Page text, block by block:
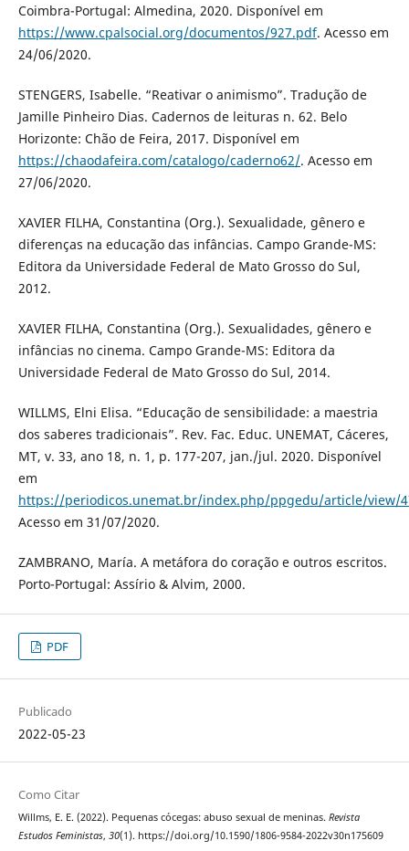
Coimbra-Portugal: Almedina, 2020. Disponível em
https://www.cpalsocial.org/documentos/927.pdf. Acesso em
24/06/2020.
STENGERS, Isabelle. “Reativar o animismo”. Tradução de
Jamille Pinheiro Dias. Cadernos de leituras n. 62. Belo
Horizonte: Chão de Feira, 2017. Disponível em
https://chaodafeira.com/catalogo/caderno62/. Acesso em
27/06/2020.
XAVIER FILHA, Constantina (Org.). Sexualidade, gênero e
diferenças na educação das infâncias. Campo Grande-MS:
Editora da Universidade Federal de Mato Grosso do Sul,
2012.
XAVIER FILHA, Constantina (Org.). Sexualidades, gênero e
infâncias no cinema. Campo Grande-MS: Editora da
Universidade Federal de Mato Grosso do Sul, 2014.
WILLMS, Elni Elisa. “Educação de sensibilidade: a maestria
dos saberes tradicionais”. Rev. Fac. Educ. UNEMAT, Cáceres,
MT, v. 33, ano 18, n. 1, p. 177-207, jan./jul. 2020. Disponível
em
https://periodicos.unemat.br/index.php/ppgedu/article/view/
Acesso em 31/07/2020.
ZAMBRANO, María. A metáfora do coração e outros escritos.
Porto-Portugal: Assírio & Alvim, 2000.
PDF
Publicado
2022-05-23
Como Citar
Willms, E. E. (2022). Pequenas cócegas: abuso sexual de meninas. Revista
Estudos Feministas, 30(1). https://doi.org/10.1590/1806-9584-2022v30n175609